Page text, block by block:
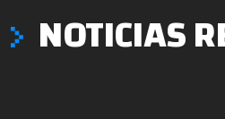
NOTICIAS